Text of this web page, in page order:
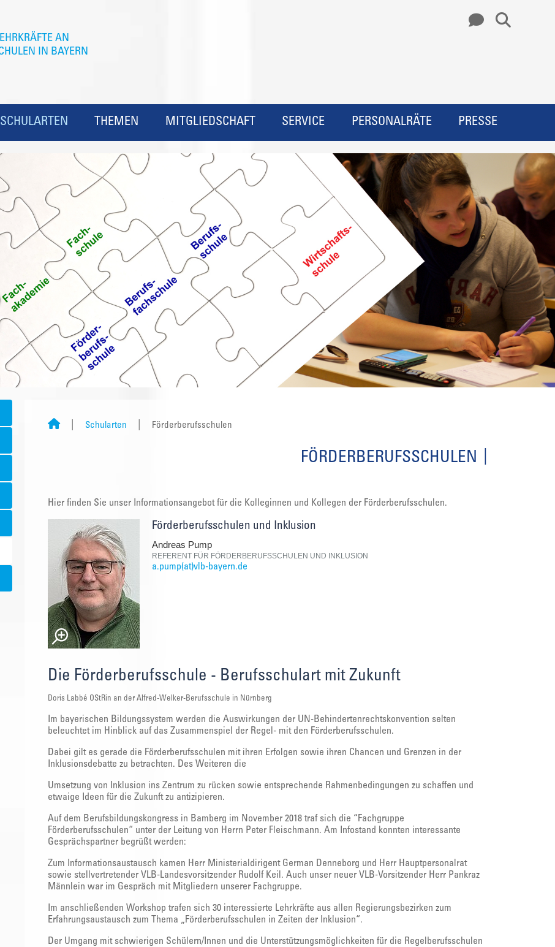
SCHULARTEN THEMEN MITGLIEDSCHAFT SERVICE PERSONALRÄTE PRESSE
Schularten Förderberufsschulen
FÖRDERBERUFSSCHULEN
Hier finden Sie unser Informationsangebot für die Kolleginnen und Kollegen der Förderberufsschulen.
Förderberufsschulen und Inklusion
Andreas Pump
REFERENT FÜR FÖRDERBERUFSSCHULEN UND INKLUSION
a.pump(at)vlb-bayern.de
Die Förderberufsschule - Berufsschulart mit Zukunft
Doris Labbé OStRin an der Alfred-Welker-Berufsschule in Nürnberg
Im bayerischen Bildungssystem werden die Auswirkungen der UN-Behindertenrechtskonvention selten
beleuchtet im Hinblick auf das Zusammenspiel der Regel- mit den Förderberufsschulen.
Dabei gilt es gerade die Förderberufsschulen mit ihren Erfolgen sowie ihren Chancen und Grenzen in der
Inklusionsdebatte zu betrachten. Des Weiteren die
Umsetzung von Inklusion ins Zentrum zu rücken sowie entsprechende Rahmenbedingungen zu schaffen und
etwaige Ideen für die Zukunft zu antizipieren.
Auf dem Berufsbildungskongress in Bamberg im November 2018 traf sich die “Fachgruppe
Förderberufsschulen“ unter der Leitung von Herrn Peter Fleischmann. Am Infostand konnten interessante
Gesprächspartner begrüßt werden:
Zum Informationsaustausch kamen Herr Ministerialdirigent German Denneborg und Herr Hauptpersonalrat
sowie stellvertretender VLB-Landesvorsitzender Rudolf Keil. Auch unser neuer VLB-Vorsitzender Herr Pankraz
Männlein war im Gespräch mit Mitgliedern unserer Fachgruppe.
Im anschließenden Workshop trafen sich 30 interessierte Lehrkräfte aus allen Regierungsbezirken zum
Erfahrungsaustausch zum Thema „Förderberufsschulen in Zeiten der Inklusion“.
Der Umgang mit schwierigen Schülern/Innen und die Unterstützungsmöglichkeiten für die Regelberufsschulen